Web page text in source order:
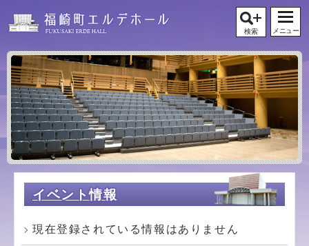
検索 メニュー
イベント情報
現在登録されている情報はありません